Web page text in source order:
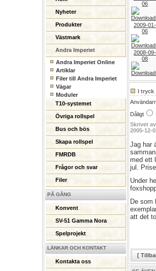
Nyheter
Produkter
Västmark
Andra Imperiet
Andra Imperiet Online
Artiklar
Filer till Andra Imperiet
Vägar
Moduler
T10-systemet
Övriga rollspel
Bus och bös
Skapa rollspel
FMRDB
Frågor och svar
Filer
PÅ GÅNG
Konvent
SV-51 Gamma Nora
Spelprojekt
LÄNKAR OCH KONTAKT
Kontakta oss
06
2009-01-
06
2008-09-
08
I tryck
Dåligt
Skrivet
2005-12-
Jag har
med ett
jul.
Under
De som
att det
[